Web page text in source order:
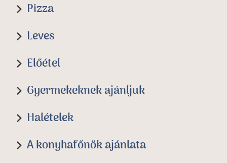
Pizza
Leves
Előétel
Gyermekeknek ajánljuk
Halételek
A konyhafőnök ajánlata